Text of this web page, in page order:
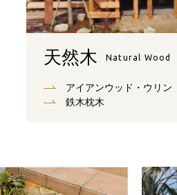
天然木 Natural Wood
アイアンウッド・ウリン
鉄木枕木